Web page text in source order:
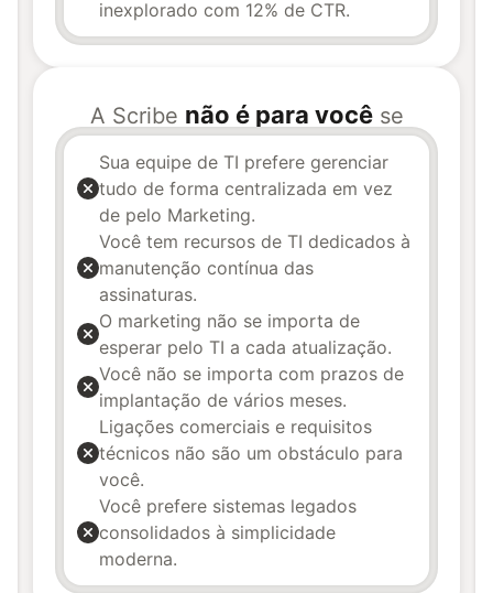
inexplorado com 12% de CTR.
A Scribe não é para vocêse
Sua equipe de TI prefere gerenciar
tudo de forma centralizada em vez
de pelo Marketing.
Você tem recursos de TI dedicados à
manutenção contínua das
assinaturas.
O marketing não se importa de
esperar pelo TI a cada atualização.
Você não se importa com prazos de
implantação de vários meses.
Ligações comerciais e requisitos
técnicos não são um obstáculo para
você.
Você prefere sistemas legados
consolidados à simplicidade
moderna.